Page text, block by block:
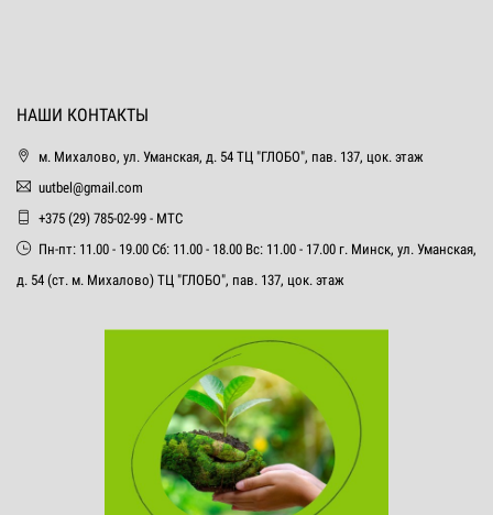
НАШИ КОНТАКТЫ
м. Михалово, ул. Уманская, д. 54 ТЦ "ГЛОБО", пав. 137, цок. этаж
uutbel@gmail.com
+375 (29) 785-02-99 - МТС
Пн-пт: 11.00 - 19.00 Сб: 11.00 - 18.00 Вс: 11.00 - 17.00 г. Минск, ул. Уманская,
д. 54 (ст. м. Михалово) ТЦ "ГЛОБО", пав. 137, цок. этаж